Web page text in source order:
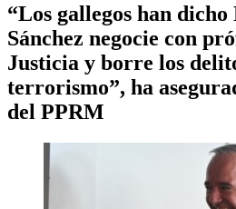
“Los gallegos han
Sánchez negocie con
Justicia y borre los
terrorismo”, ha
del PPRM